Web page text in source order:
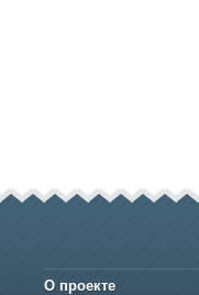
О проекте